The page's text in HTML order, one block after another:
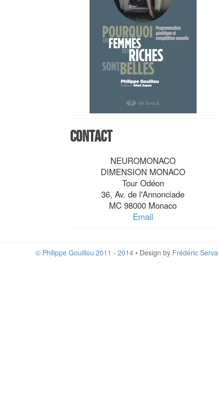
Contact
NEUROMONACO
DIMENSION MONACO
Tour Odéon
36, Av. de l'Annonciade
MC 98000 Monaco
Email
© Philippe Gouillou 2011 - 2014 • Design by Frédéric Serva